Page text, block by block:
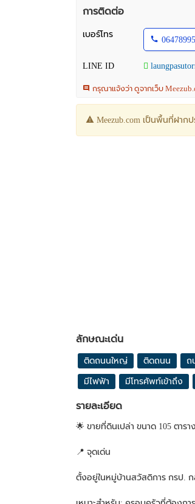
การติดต่อ
เบอร์โทร
LINE ID
กรุณาแจ้งว่า ดูจากเว็บ
Meezub.com เป็นพื้นที่ฝากป
ลักษณะเด่น
ติดถนนใหญ่ ติดถนน ถ
มีไฟฟ้า มีโทรศัพท์เข้าถึง
รายละเอียด
🌟 ขายที่ดินเปล่า ขนาด 105 ตาร
📍 จุดเด่น
ตั้งอยู่ในหมู่บ้านสวัสดิการ กรป. ก